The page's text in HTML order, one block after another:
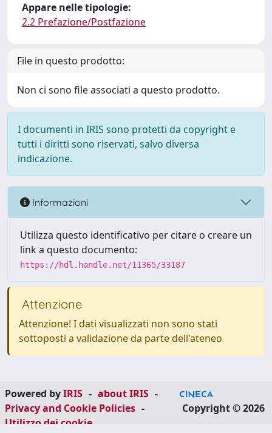
Appare nelle tipologie:
2.2 Prefazione/Postfazione
File in questo prodotto:
Non ci sono file associati a questo prodotto.
I documenti in IRIS sono protetti da copyright e
tutti i diritti sono riservati, salvo diversa
indicazione.
Informazioni
Utilizza questo identificativo per citare o creare un
link a questo documento:
https://hdl.handle.net/11365/33187
Attenzione
Attenzione! I dati visualizzati non sono stati
sottoposti a validazione da parte dell'ateneo
Powered byIRIS - about IRIS -
Privacy and Cookie Policies -
Utilizzo dei cookie
Copyright © 2026